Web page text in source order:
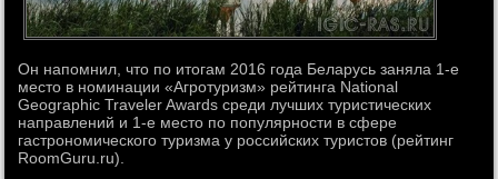
Он напомнил, что по итогам 2016 года Беларусь заняла 1-е
место в номинации «Агротуризм» рейтинга National
Geographic Traveler Awards среди лучших туристических
направлений и 1-е место по популярности в сфере
гастрономического туризма у российских туристов (рейтинг
RoomGuru.ru).